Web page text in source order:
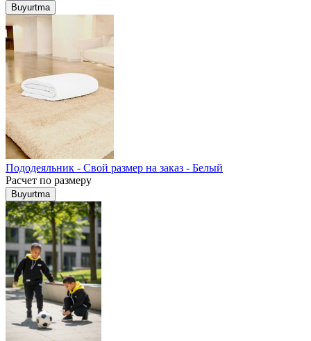
Buyurtma
Пододеяльник - Свой размер на заказ - Белый
Расчет по размеру
Buyurtma